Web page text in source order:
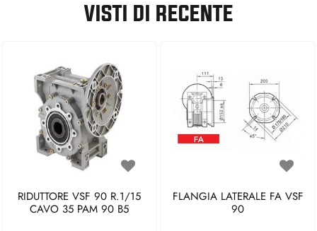
VISTI DI RECENTE
RIDUTTORE VSF 90 R.1/15
CAVO 35 PAM 90 B5
FLANGIA LATERALE FA VSF
90